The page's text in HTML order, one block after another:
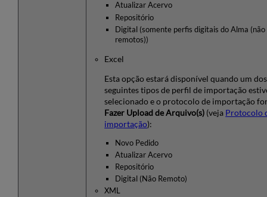
Atualizar Acervo
Repositório
Digital (somente perfis digitais do Alma (não
remotos))
Excel
Esta opção estará disponível quando um dos
seguintes tipos de perfil de importação
selecionado e o protocolo de importação
Fazer Upload de Arquivo(s) (veja Protocolo
importação):
Novo Pedido
Atualizar Acervo
Repositório
Digital (Não Remoto)
XML